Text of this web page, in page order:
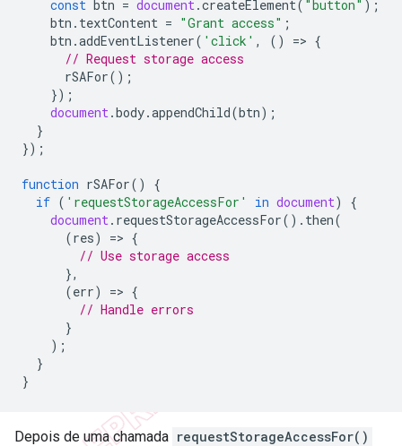
const btn = document.createElement( "button" );
btn . textContent = "Grant access" ;
btn .addEventListener( 'click' , () => {
// Request storage access
rSAFor();
});
document.body.appendChild(btn);
}
});
function rSAFor()
{
if ( 'requestStorageAccessFor' in document)
{
document. requestStorageAccessFor(). then(
(res) => {
// Use storage access
},
(err) => {
// Handle errors
}
);
}
}
Depois de uma chamada requestStorageAccessFor()